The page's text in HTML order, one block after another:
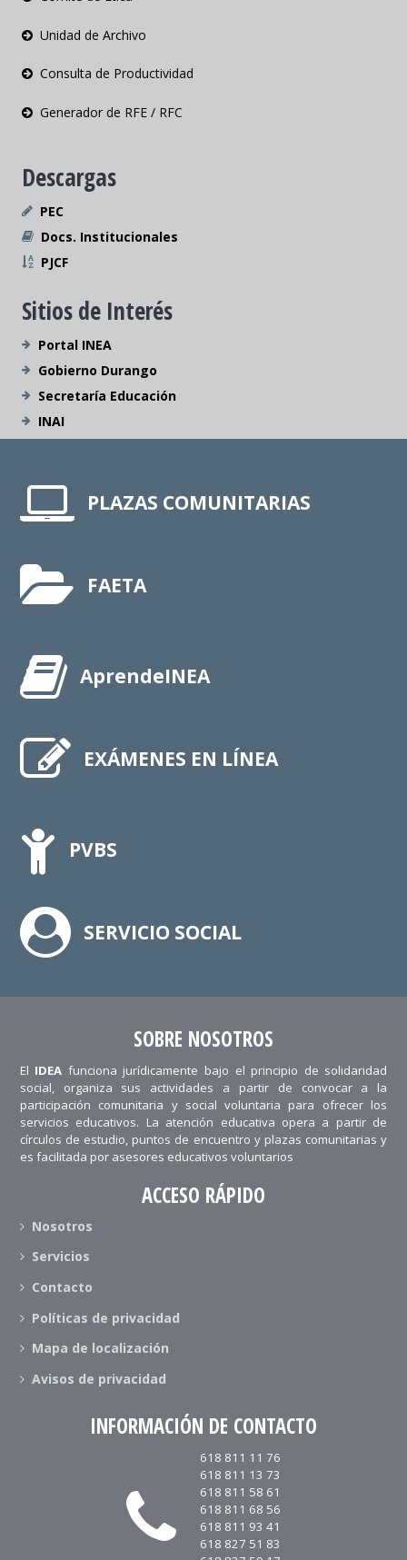
Unidad de Archivo
Consulta de Productividad
Generador de RFE / RFC
Descargas
PEC
Docs. Institucionales
PJCF
Sitios de Interés
Portal INEA
Gobierno Durango
Secretaría Educación
INAI
PLAZAS COMUNITARIAS
FAETA
AprendeINEA
EXÁMENES EN LÍNEA
PVBS
SERVICIO SOCIAL
SOBRE NOSOTROS
El IDEA funciona jurídicamente bajo el principio de solidaridad
social, organiza sus actividades a partir de convocar a la
participación comunitaria y social voluntaria para ofrecer los
servicios educativos. La atención educativa opera a partir de
círculos de estudio, puntos de encuentro y plazas comunitarias y
es facilitada por asesores educativos voluntarios
ACCESO RÁPIDO
Nosotros
Servicios
Contacto
Políticas de privacidad
Mapa de localización
Avisos de privacidad
INFORMACIÓN DE CONTACTO
618 811 11 76
618 811 13 73
618 811 58 61
618 811 68 56
618 811 93 41
618 827 51 83